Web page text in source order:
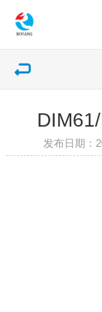
发布日期：